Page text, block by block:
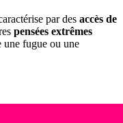
par des accès de
pensées extrêmes
une fugue ou une